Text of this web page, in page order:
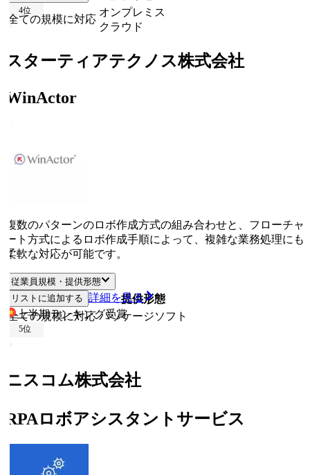
ての規模に対応
オンプレミス
クラウド
位
ターティアテクノス株式会社
数のパターンのロボ作成方式の組み合わせと、フローチャ
ト方式によるロボ作成手順によって、複雑な業務処理にも
軟な対応が可能です。
従業員規模・提供形態
従業員規模
提供形態
ての規模に対応 パッケージソフト
リストに追加する 詳細を見る
上半期ランキング受賞
位
スコム株式会社
ロボアシスタントサービス